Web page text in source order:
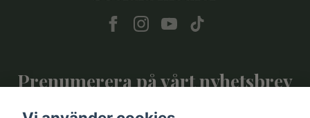
Prenumerera på vårt nyhetsbrev